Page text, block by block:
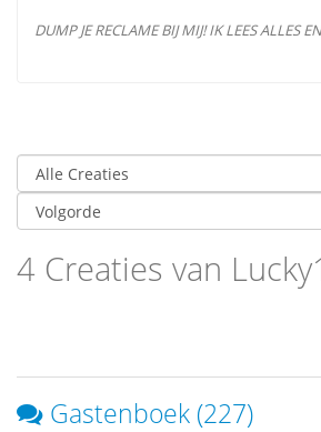
DUMP JE RECLAME BIJ MIJ! IK LEES ALLES
4 Creaties van
Gastenboek (227)